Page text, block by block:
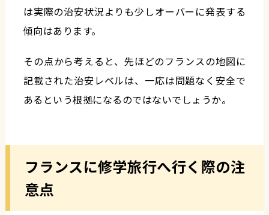
は実際の治安状況よりも少しオーバーに発表する
傾向はあります。
その点から考えると、先ほどのフランスの地図に
記載された治安レベルは、一応は問題なく安全で
あるという根拠になるのではないでしょうか。
フランスに修学旅行へ行く際の注
意点